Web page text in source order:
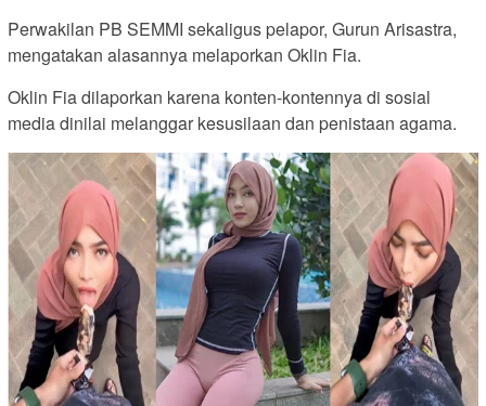
Perwakilan PB SEMMI sekaligus pelapor, Gurun Arisastra,
mengatakan alasannya melaporkan Oklin Fia.
Oklin Fia dilaporkan karena konten-kontennya di sosial
media dinilai melanggar kesusilaan dan penistaan agama.